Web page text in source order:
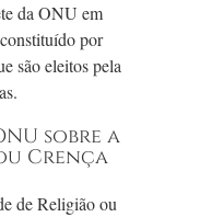
da ONU em
por
são eleitos pela
sobre a
Crença
de Religião ou